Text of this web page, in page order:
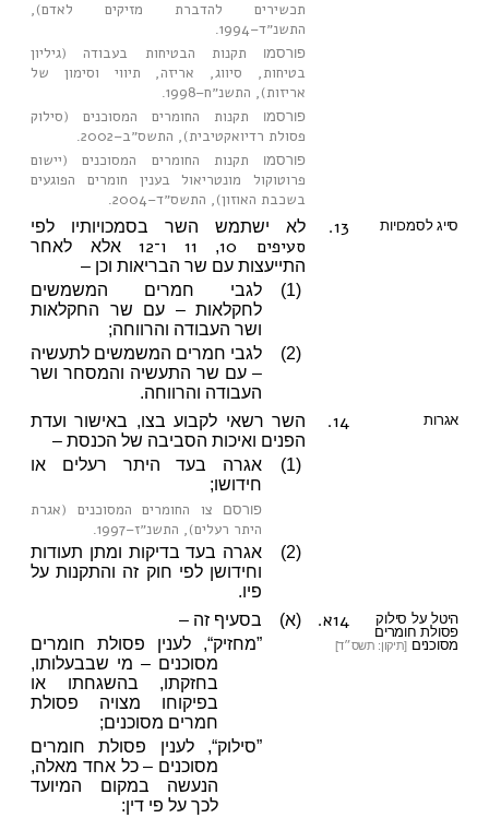
תכשירים להדברת מזיקים לאדם),
התשנ״ד–1994
פורסמו תקנות הבטיחות בעבודה (גיליון
בטיחות, סיווג, אריזה, תיווי וסימון של
אריזות), התשנ״ח–1998
פורסמו תקנות החומרים המסוכנים (סילוק
פסולת רדיואקטיבית), התשס״ב–2002
פורסמו תקנות החומרים המסוכנים (יישום
פרוטוקול מונטריאול בענין חומרים הפוגעים
בשכבת האוזון), התשס״ד–2004
13. סייג לסמכויות לא ישתמש השר בסמכויותיו לפי
סעיפים 10 ,
11 ו־12
אלא לאחר
התייעצות עם שר הבריאות וכן –
(1)
לגבי חמרים המשמשים
לחקלאות – עם שר החקלאות
ושר העבודה והרווחה;
(2)
לגבי חמרים המשמשים לתעשיה
– עם שר התעשיה והמסחר ושר
העבודה והרווחה.
14. אגרות
השר רשאי לקבוע בצו, באישור ועדת
הפנים ואיכות הסביבה של הכנסת –
(1)
אגרה בעד היתר רעלים או
חידושו;
פורסם צו החומרים המסוכנים (אגרת
היתר רעלים), התשנ״ז–1997
(2)
אגרה בעד בדיקות ומתן תעודות
וחידושן לפי חוק זה והתקנות על
פיו.
14א.
היטל על סילוק
פסולת חומרים
מסוכנים [תיקון: תשס״ד]
(א)
בסעיף זה –
”מחזיק“, לענין פסולת חומרים
מסוכנים – מי שבבעלותו,
בחזקתו, בהשגחתו או
בפיקוחו מצויה פסולת
חמרים מסוכנים;
”סילוק“, לענין פסולת חומרים
מסוכנים – כל אחד מאלה,
הנעשה במקום המיועד
לכך על פי דין: